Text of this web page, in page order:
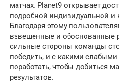
матчах. Planet9 открывает
подробной индивидуальной и
Благодаря этому
взвешенные и обоснованные
сильные стороны команды
победить, и с какими
поработать, чтобы добиться
результатов.